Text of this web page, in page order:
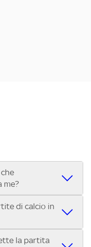
me?
vicino a te per
C Sky Wifi, la
League, la UEFA
1®, la MotoGP™ e
di calcio in
mostrano le partite
la partita